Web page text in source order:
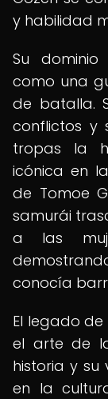
y habilidad
Su
como una
de batalla.
conflictos y
tropas la
icónica en
de Tomoe
samurái
a las
conocía
El legado
el arte de
historia y su
en la